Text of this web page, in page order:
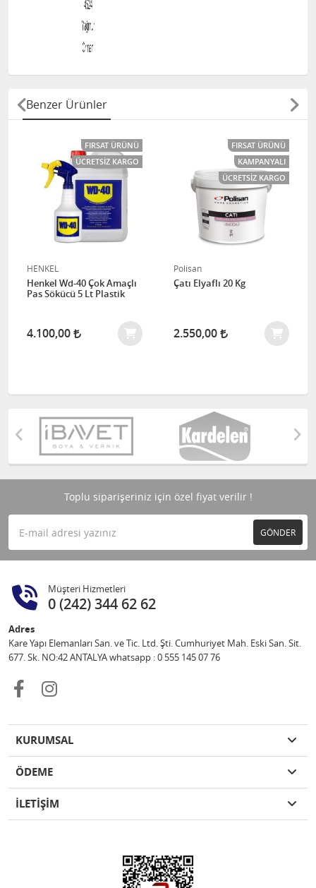
Benzer Ürünler
FIRSAT ÜRÜNÜ
ÜCRETSIZ KARGO
HENKEL
Henkel Wd-40 Çok Amaçlı
Pas Sökücü 5 Lt Plastik
4.100,00
FIRSAT ÜRÜNÜ
KAMPANYALI
ÜCRETSIZ KARGO
Polisan
Çatı Elyaflı 20 Kg
2.550,00
Toplu siparişeriniz için özel fiyat verilir !
GÖNDER
Müşteri Hizmetleri
0 (242) 344 62 62
Adres
Kare Yapı Elemanları San. ve Tic. Ltd. Şti. Cumhuriyet Mah. Eski San. Sit.
677. Sk. NO:42 ANTALYA whatsapp : 0 555 145 07 76
KURUMSAL
ÖDEME
İLETİŞİM